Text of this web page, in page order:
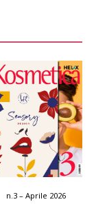
n.3 – Aprile 2026